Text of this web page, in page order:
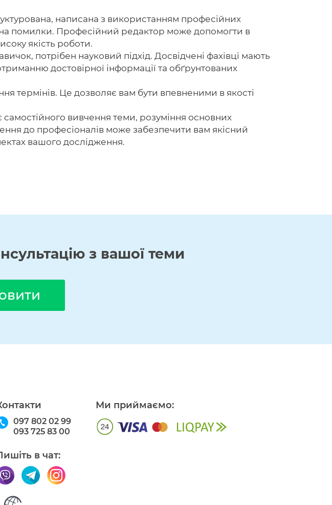
написана з використанням професійних
на помилки. Професійний редактор може допомогти в
якість роботи.
потрібен науковий підхід. Досвідчені фахівці мають
достовірної інформації та обґрунтованих
термінів. Це дозволяє вам бути впевненими в якості
вивчення теми, розуміння основних
до професіоналів може забезпечити вам якісний
вашого дослідження.
з вашої теми
097 802 02 99
093 725 83 00
в чат:
Ми приймаємо: